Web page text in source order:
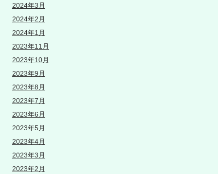
2024年3月
2024年2月
2024年1月
2023年11月
2023年10月
2023年9月
2023年8月
2023年7月
2023年6月
2023年5月
2023年4月
2023年3月
2023年2月